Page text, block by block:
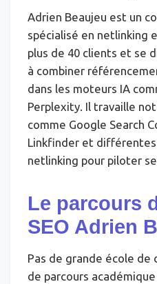
Adrien Beaujeu est un
spécialisé en netlinking
plus de 40 clients et se
à combiner
dans les moteurs IA
Perplexity. Il travaille
comme Google Search
Linkfinder et
netlinking pour piloter
Le parcours
SEO Adrien
Pas de grande école de
de parcours